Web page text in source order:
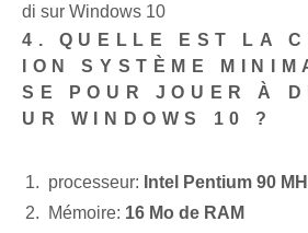
di sur Windows 10
4. QUELLE EST LA
ION SYSTÈME
SE POUR JOUER À
UR WINDOWS 10 ?
processeur: Intel Pentium 90
Mémoire: 16 Mo de RAM